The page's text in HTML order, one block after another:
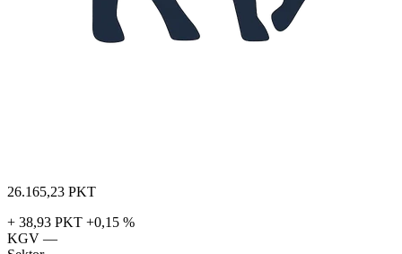
26.165,23 PKT
+ 38,93 PKT +0,15 %
KGV —